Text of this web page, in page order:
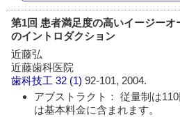
第1回 患者満足度の高いイージー
のイントロダクション
近藤弘
近藤歯科医院
歯科技工 32 (1)92-101, 2004.
アブストラクト： 従量制は
は基本料金に含まれます。